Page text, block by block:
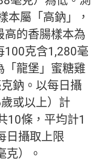
本屬「高鈉」，
高的香腸樣本為
100克含1,280毫
「龍堡」蜜糖雞
鈉。以每日攝
或以上）計
10條，平均計1
日攝取上限
克）。